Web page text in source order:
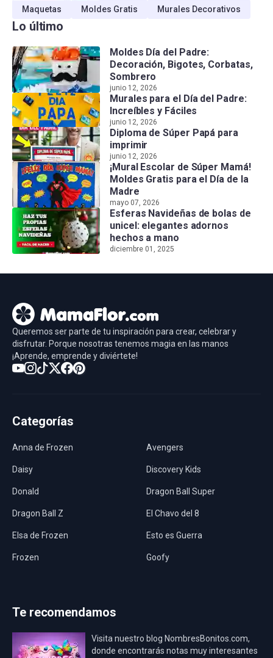
Maquetas Moldes Gratis Murales Decorativos
Lo último
Moldes Día del Padre:
Decoración, Bigotes, Corbatas,
Sombrero
junio 12, 2026
Murales para el Día del Padre:
Increíbles y Fáciles
junio 12, 2026
Diploma de Súper Papá para
imprimir
junio 12, 2026
¡Mural Escolar de Súper Mamá!
Moldes Gratis para el Día de la
Madre
mayo 07, 2026
Esferas Navideñas de bolas de
unicel: elegantes adornos
hechos a mano
diciembre 01, 2025
Queremos ser parte de tu inspiración para crear, celebrar y
disfrutar. Porque nosotras tenemos magia en las manos
¡Aprende, emprende y diviértete!
Categorías
Anna de Frozen Avengers
Daisy Discovery Kids
Donald Dragon Ball Super
Dragon Ball Z El Chavo del 8
Elsa de Frozen Esto es Guerra
Frozen Goofy
Los Minions Los Vengadores
Te recomendamos
Visita nuestro blog NombresBonitos.com,
donde encontrarás notas muy interesantes